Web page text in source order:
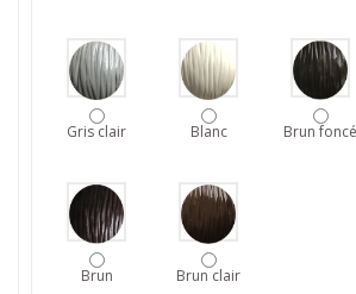
Gris clair Blanc Brun foncé
Brun Brun clair